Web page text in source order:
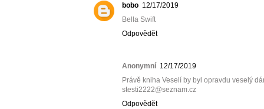
bobo 12/17/2019
Bella Swift
Odpovědět
Anonymní 12/17/2019
Právě kniha Veselí by byl opravdu veselý
stesti2222@seznam.cz
Odpovědět